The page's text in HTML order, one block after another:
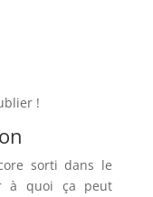
!
sorti dans le
à quoi ça peut